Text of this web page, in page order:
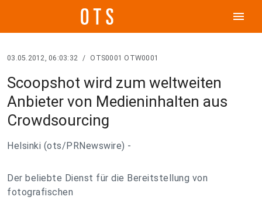
menu
03.05.2012, 06:03:32 / OTS0001 OTW0001
Scoopshot wird zum weltweiten
Anbieter von Medieninhalten aus
Crowdsourcing
Helsinki (ots/PRNewswire) -
Der beliebte Dienst für die Bereitstellung von
fotografischen